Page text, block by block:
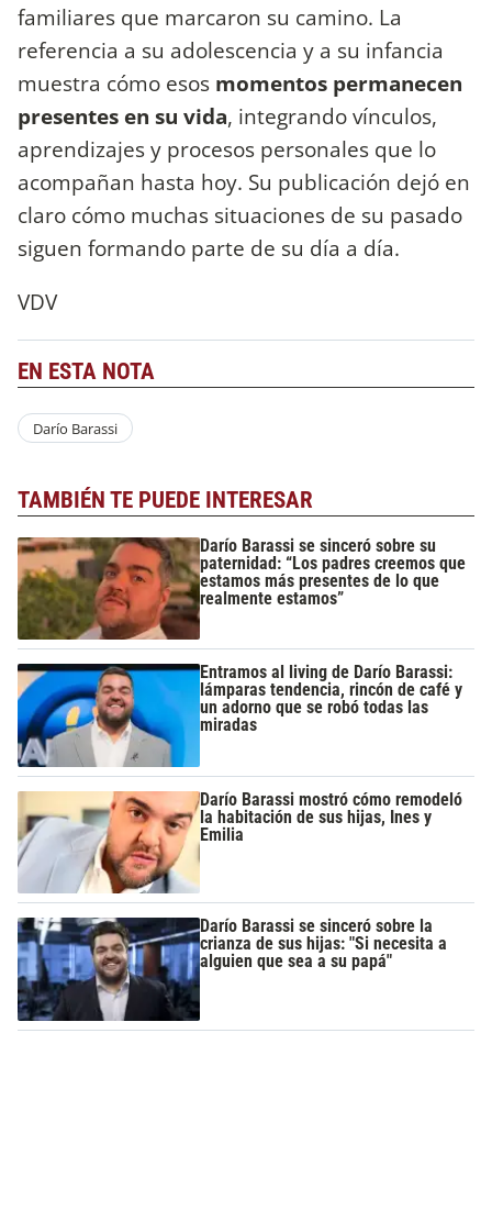
familiares que marcaron su camino. La
referencia a su adolescencia y a su infancia
muestra cómo esos momentos permanecen
presentes en su vida, integrando vínculos,
aprendizajes y procesos personales que lo
acompañan hasta hoy. Su publicación dejó en
claro cómo muchas situaciones de su pasado
siguen formando parte de su día a día.
VDV
EN ESTA NOTA
Darío Barassi
TAMBIÉN TE PUEDE INTERESAR
Darío Barassi se sinceró sobre su
paternidad: “Los padres creemos que
estamos más presentes de lo que
realmente estamos”
Entramos al living de Darío Barassi:
lámparas tendencia, rincón de café y
un adorno que se robó todas las
miradas
Darío Barassi mostró cómo remodeló
la habitación de sus hijas, Ines y
Emilia
Darío Barassi se sinceró sobre la
crianza de sus hijas: "Si necesita a
alguien que sea a su papá"